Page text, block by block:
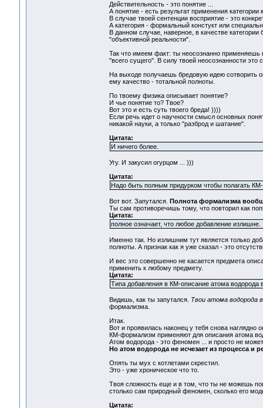
Действительность - это понятие ...
А понятие - есть результат применения категории
В случае твоей сентенции восприятие - это
А категория - формальный констукт или
В данном случае, наверное, в качестве
"объективной реальности".
Так что имеем факт: ты неосознанно
"всего сущего". В силу твоей неосознанности это
На выходе получаешь бредовую идею сотворить
ему качество - тотальной полноты.
По твоему физика описывает понятие?
И чье понятие то? Твое?
Вот это и есть суть твоего бреда! ))))
Если речь идет о научности смысл основных
никакой науки, а только "разброд и шатание".
Цитата:
И ничего более.
Угу. И закусил огурцом ... )))
Цитата:
Надо быть полным придурком чтобы полагать
Вот вот. Запутался.
Полнота формализма
Ты сам противоречишь тому, что повторил как
Цитата:
полное означает, что любое добавление излишне.
Именно так. Но излишним тут является только
полноты. А признак как я уже сказал - это
И вес это совершенно не касается предмета
применить к любому предмету.
Цитата:
Типа добавления в КМ-описание атома водорода
Видишь, как ты запутался. Твои атома водорода
формализма.
Итак.
Вот и проявилась наконец у тебя снова
КМ-формализм применяют для описания атома
Атом водорода - это феномен ... и просто не
Но атом водорода не исчезает из процесса и
Опять ты мух с котлетами скрестил.
Это - уже хроническое что то.
Твоя сложность еще и в том, что ты не можешь
столько сам природный феномен, сколько его
Цитата: